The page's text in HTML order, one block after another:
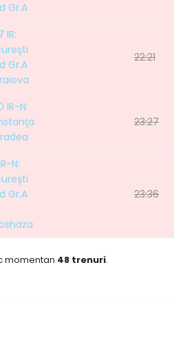
Gr.A
IR:
Gr.A
22:21
IR-N:
23:27
N:
Gr.A
23:36
momentan 48 trenuri.